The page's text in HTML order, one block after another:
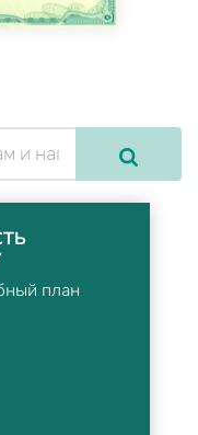
план